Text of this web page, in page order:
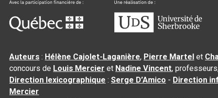
Auteurs : Hélène Cajolet-Laganière, Pierre Martel et
concours de Louis Mercier et Nadine Vincent,
Direction lexicographique :Serge D’Amico - Direction
Mercier